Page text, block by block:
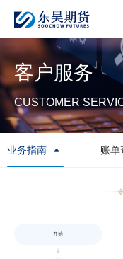
客户服务
CUSTOMER
业务指南 账单